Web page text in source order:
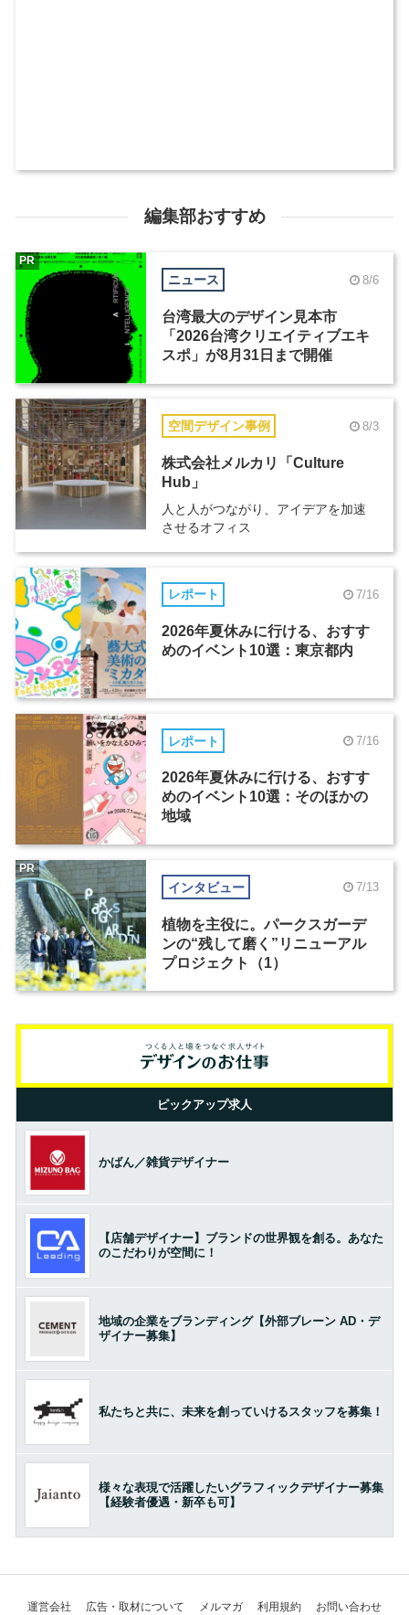
編集部おすすめ
ニュース 8/6
台湾最大のデザイン見本市
「2026台湾クリエイティブエキ
スポ」が8月31日まで開催
PR
空間デザイン事例 8/3
株式会社メルカリ「Culture
Hub」
人と人がつながり、アイデアを加速
させるオフィス
レポート 7/16
2026年夏休みに行ける、おすす
めのイベント10選：東京都内
レポート 7/16
2026年夏休みに行ける、おすす
めのイベント10選：そのほかの
地域
インタビュー 7/13
植物を主役に。パークスガーデ
ンの“残して磨く”リニューアル
プロジェクト（1）
PR
ピックアップ求人
かばん／雑貨デザイナー
【店舗デザイナー】ブランドの世界観を創る。あなた
のこだわりが空間に！
地域の企業をブランディング【外部ブレーン AD・デ
ザイナー募集】
私たちと共に、未来を創っていけるスタッフを募集！
様々な表現で活躍したいグラフィックデザイナー募集
【経験者優遇・新卒も可】
運営会社 広告・取材について メルマガ 利用規約 お問い合わせ